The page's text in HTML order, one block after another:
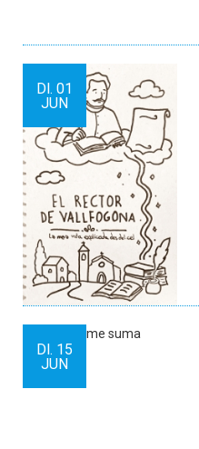
Dl. 01
JUN
Dl. 15
JUN